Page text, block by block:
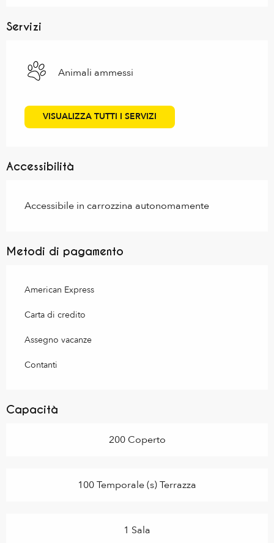
Servizi
Animali ammessi
VISUALIZZA TUTTI I SERVIZI
Accessibilità
Accessibile in carrozzina autonomamente
Metodi di pagamento
American Express
Carta di credito
Assegno vacanze
Contanti
Capacità
200 Coperto
100 Temporale (s) Terrazza
1 Sala